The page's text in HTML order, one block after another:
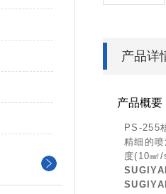
产品详
产品概要
PS-255
精细的
度(10㎟/